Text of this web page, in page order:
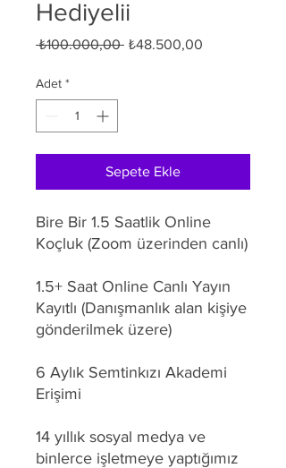
Hediyelii
₺100.000,00 Normal
₺48.500,00
Adet *
Sepete Ekle
Bire Bir 1.5 Saatlik Online
Koçluk (Zoom üzerinden canlı)
1.5+ Saat Online Canlı Yayın
Kayıtlı (Danışmanlık alan kişiye
gönderilmek üzere)
6 Aylık Semtinkızı Akademi
Erişimi
14 yıllık sosyal medya ve
binlerce işletmeye yaptığımız